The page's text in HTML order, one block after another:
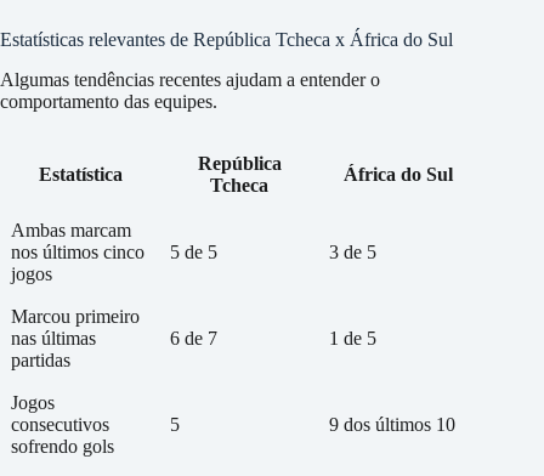
Estatísticas relevantes de República Tcheca x África do Sul
Algumas tendências recentes ajudam a entender o
comportamento das equipes.
Estatística
República
Tcheca
África do Sul
Ambas marcam
nos últimos cinco
jogos
5 de 5 3 de 5
Marcou primeiro
nas últimas
partidas
6 de 7 1 de 5
Jogos
consecutivos
sofrendo gols
5 9 dos últimos 10